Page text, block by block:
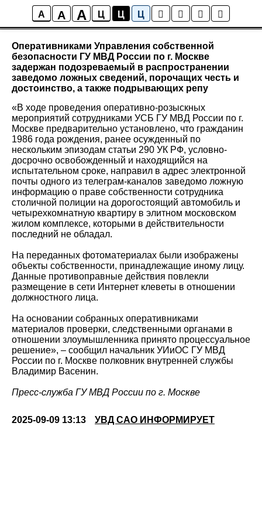
A A A Ц Ц Ц
Новости района Коптево
Оперативниками Управления собственной
безопасности ГУ МВД России по г. Москве
задержан подозреваемый в распространении
заведомо ложных сведений, порочащих честь и
достоинство, а также подрывающих репу
«В ходе проведения оперативно-розыскных
мероприятий сотрудниками УСБ ГУ МВД России по г.
Москве предварительно установлено, что гражданин
1986 года рождения, ранее осужденный по
нескольким эпизодам статьи 290 УК РФ, условно-
досрочно освобожденный и находящийся на
испытательном сроке, направил в адрес электронной
почты одного из телеграм-каналов заведомо ложную
информацию о праве собственности сотрудника
столичной полиции на дорогостоящий автомобиль и
четырехкомнатную квартиру в элитном московском
жилом комплексе, которыми в действительности
последний не обладал.
На переданных фотоматериалах были изображены
объекты собственности, принадлежащие иному лицу.
Данные противоправные действия повлекли
размещение в сети Интернет клеветы в отношении
должностного лица.
На основании собранных оперативниками
материалов проверки, следственными органами в
отношении злоумышленника принято процессуальное
решение», – сообщил начальник УИиОС ГУ МВД
России по г. Москве полковник внутренней службы
Владимир Васенин.
Пресс-служба ГУ МВД России по г. Москве
2025-09-09 13:13 УВД САО ИНФОРМИРУЕТ